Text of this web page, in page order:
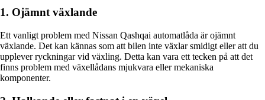
1. Ojämnt växlande
Ett vanligt problem med Nissan Qashqai automatlåda är ojämnt
växlande. Det kan kännas som att bilen inte växlar smidigt eller att du
upplever ryckningar vid växling. Detta kan vara ett tecken på att det
finns problem med växellådans mjukvara eller mekaniska
komponenter.